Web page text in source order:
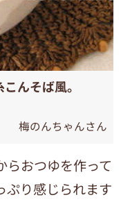
んそば風。
梅のんちゃんさん
らおつゆを作って
ぷり感じられます